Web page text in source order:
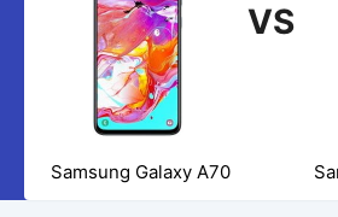
VS
Samsung Galaxy A70